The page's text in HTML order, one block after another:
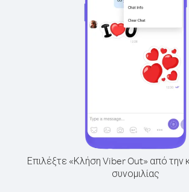
Επιλέξτε «Κλήση Viber Out» από την
συνομιλίας